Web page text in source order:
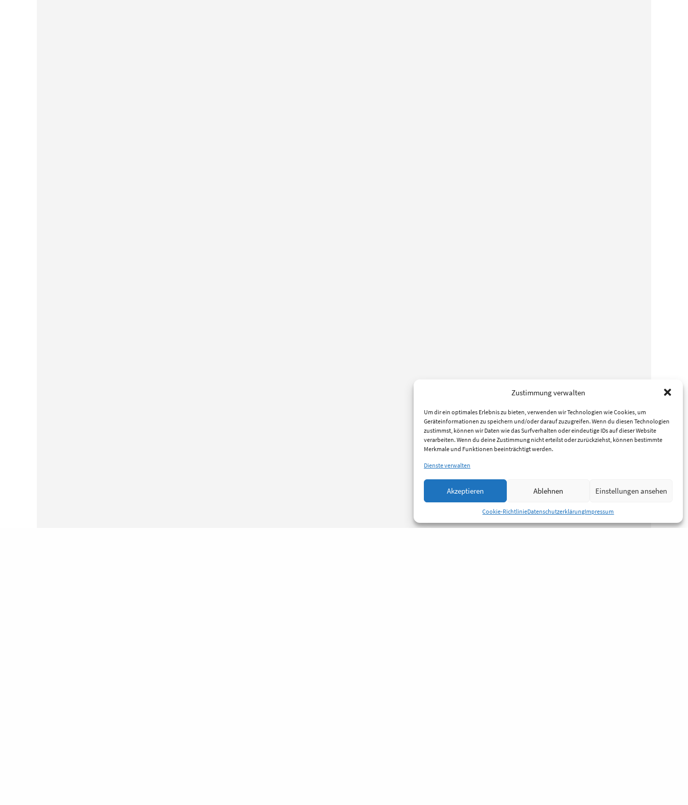
Zustimmung verwalten
Um dir ein optimales Erlebnis zu bieten, verwenden wir Technologien wie Cookies, um
Geräteinformationen zu speichern und/oder darauf zuzugreifen. Wenn du diesen Technologien
zustimmst, können wir Daten wie das Surfverhalten oder eindeutige IDs auf dieser Website
verarbeiten. Wenn du deine Zustimmung nicht erteilst oder zurückziehst, können bestimmte
Merkmale und Funktionen beeinträchtigt werden.
Dienste verwalten
Akzeptieren Ablehnen Einstellungen ansehen
Cookie-RichtlinieDatenschutzerklärungImpressum